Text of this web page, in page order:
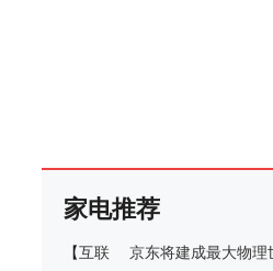
家电推荐
【互联
京东将建成最大物理